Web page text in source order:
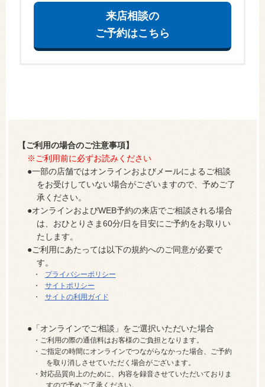
来店相談の
ご予約はこちら
【ご利用の場合のご注意事項】
※ご利用前に必ずお読みください
一部の店舗ではオンラインおよびメールによるご相談
をお受けしていない場合がございますので、予めご了
承ください。
オンラインおよびWEB予約の来店でご相談される場合
は、おひとりさま60分/日を目安にご予約をお取りい
たします。
ご利用にあたっては以下の規約へのご同意が必要で
す。
プライバシーポリシー
サイトポリシー
サイトの利用ガイド
「オンラインでご相談」をご選択いただいた場合
ご利用の際の通信料はお客様のご負担となります。
ご指定の時間にオンラインでつながらなかった場合、ご予約
を取り消しさせていただく場合がございます。
対応品質向上のために、内容を録音させていただいておりま